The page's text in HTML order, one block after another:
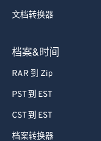
文档转换器
档案&时间
RAR 到 Zip
PST 到 EST
CST 到 EST
档案转换器